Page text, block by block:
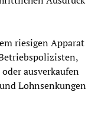
riesigen Apparat
ausverkaufen
Lohnsenkungen